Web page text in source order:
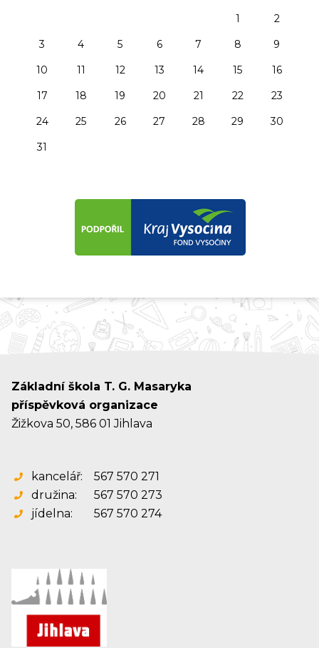
1
2
3
4 5 6 7 8
9
10
11 12 13 14 15
16
17
18 19 20 21 22
23
24
25 26 27 28 29
30
31
Základní škola T. G. Masaryka
příspěvková organizace
Žižkova 50, 586 01 Jihlava
kancelář:
567 570 271
družina:
567 570 273
jídelna:
567 570 274